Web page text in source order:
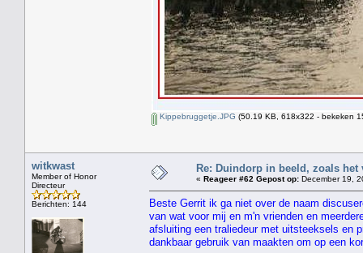
Kippebruggetje.JPG (50.19 KB, 618x322 - bekeken
witkwast
Member of Honor
Directeur
Berichten: 144
Re: Duindorp in beeld, zoals het
« Reageer #62 Gepost op: December 19,
Beste Gerrit ik ga niet over de naam
van wat voor mij en m'n vrienden en
afsluiting een traliedeur met uitsteeksels en
dankbaar gebruik van maakten om op een